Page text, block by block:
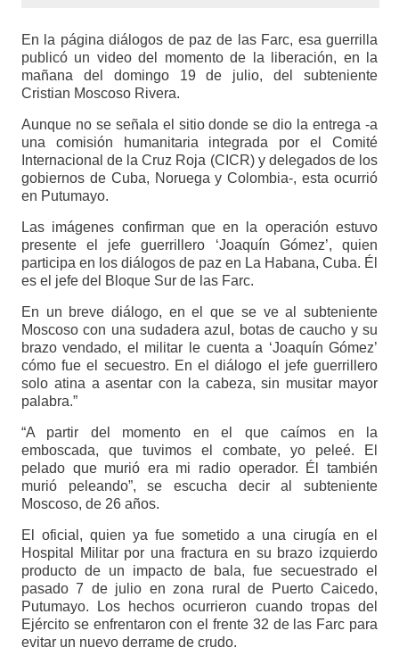
En la página diálogos de paz de las Farc, esa guerrilla
publicó un video del momento de la liberación, en la
mañana del domingo 19 de julio, del subteniente
Cristian Moscoso Rivera.
Aunque no se señala el sitio donde se dio la entrega -a
una comisión humanitaria integrada por el Comité
Internacional de la Cruz Roja (CICR) y delegados de los
gobiernos de Cuba, Noruega y Colombia-, esta ocurrió
en Putumayo.
Las imágenes confirman que en la operación estuvo
presente el jefe guerrillero ‘Joaquín Gómez’, quien
participa en los diálogos de paz en La Habana, Cuba. Él
es el jefe del Bloque Sur de las Farc.
En un breve diálogo, en el que se ve al subteniente
Moscoso con una sudadera azul, botas de caucho y su
brazo vendado, el militar le cuenta a ‘Joaquín Gómez’
cómo fue el secuestro. En el diálogo el jefe guerrillero
solo atina a asentar con la cabeza, sin musitar mayor
palabra.”
“A partir del momento en el que caímos en la
emboscada, que tuvimos el combate, yo peleé. El
pelado que murió era mi radio operador. Él también
murió peleando”, se escucha decir al subteniente
Moscoso, de 26 años.
El oficial, quien ya fue sometido a una cirugía en el
Hospital Militar por una fractura en su brazo izquierdo
producto de un impacto de bala, fue secuestrado el
pasado 7 de julio en zona rural de Puerto Caicedo,
Putumayo. Los hechos ocurrieron cuando tropas del
Ejército se enfrentaron con el frente 32 de las Farc para
evitar un nuevo derrame de crudo.